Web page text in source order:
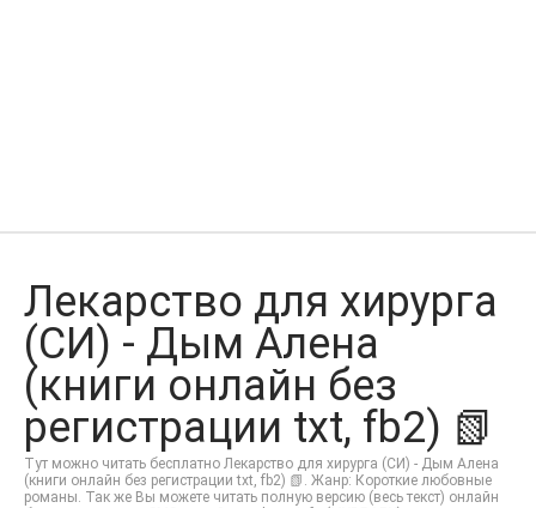
Лекарство для хирурга
(СИ) - Дым Алена
(книги онлайн без
регистрации txt, fb2) 📗
Тут можно читать бесплатно Лекарство для хирурга (СИ) - Дым Алена
(книги онлайн без регистрации txt, fb2) 📗. Жанр: Короткие любовные
романы. Так же Вы можете читать полную версию (весь текст) онлайн